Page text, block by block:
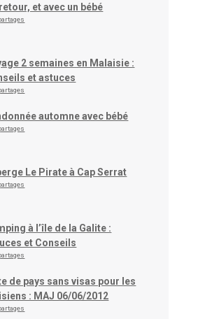
et avec un bébé
2 semaines en Malaisie :
et astuces
automne avec bébé
Le Pirate à Cap Serrat
à l’île de la Galite :
et Conseils
de pays sans visas pour les
: MAJ 06/06/2012